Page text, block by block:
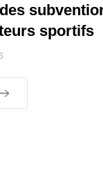
sportifs